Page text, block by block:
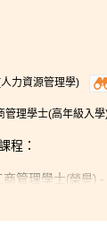
力資源管理學)
管理學士(高年級入學
程：
管理學士(榮譽) -
商管理學士(市場